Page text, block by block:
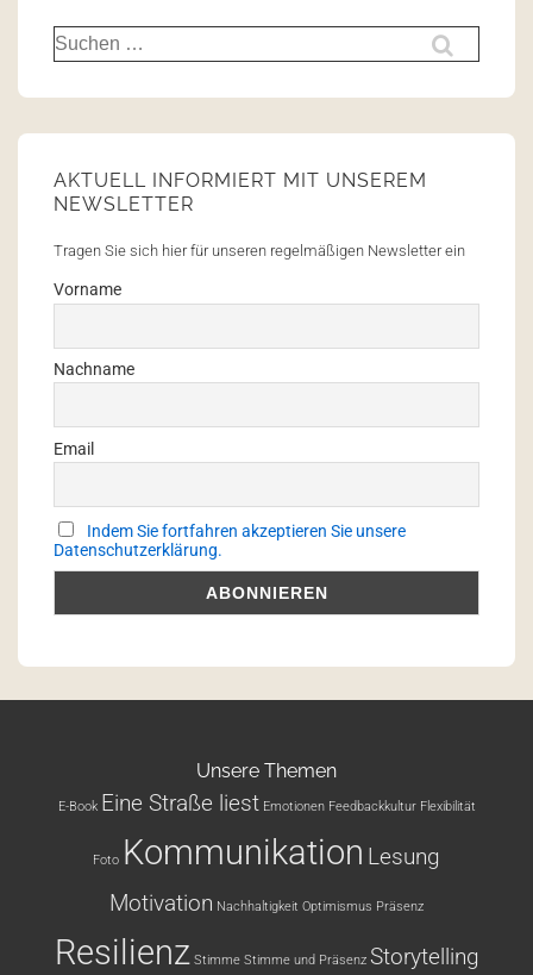
AKTUELL INFORMIERT MIT UNSEREM
NEWSLETTER
Tragen Sie sich hier für unseren regelmäßigen Newsletter ein
Vorname
Nachname
Email
Indem Sie fortfahren akzeptieren Sie unsere
Datenschutzerklärung.
Unsere Themen
E-Book Eine Straße liest Emotionen Feedbackkultur Flexibilität
Foto Kommunikation Lesung
Motivation Nachhaltigkeit Optimismus Präsenz
Resilienz Stimme Stimme und Präsenz Storytelling